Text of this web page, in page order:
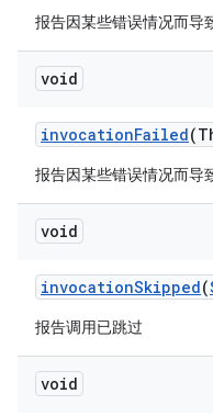
报告因某些错误情况而导
void
invocationFailed
报告因某些错误情况而导
void
invocationSkipped(
报告调用已跳过
void